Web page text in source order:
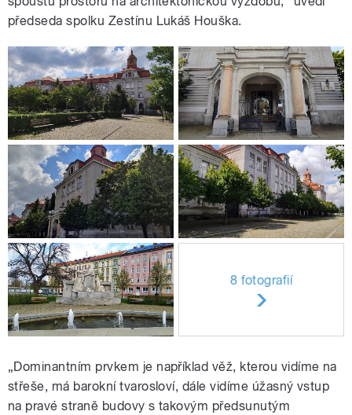
předseda spolku Zestínu Lukáš Houška.
8 fotografií
„Dominantním prvkem je například věž, kterou vidíme na
střeše, má barokní tvarosloví, dále vidíme úžasný vstup
na pravé straně budovy s takovým předsunutým